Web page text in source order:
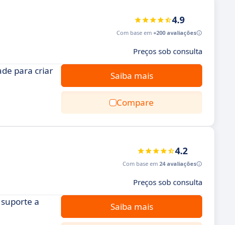
4.9
Com base em +200 avaliações
Preços sob consulta
para criar
Saiba mais
Compare
4.2
Com base em 24 avaliações
Preços sob consulta
a
Saiba mais